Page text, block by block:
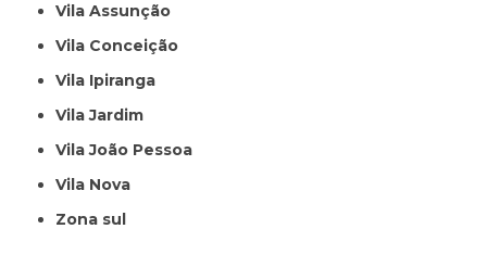
Vila Assunção
Vila Conceição
Vila Ipiranga
Vila Jardim
Vila João Pessoa
Vila Nova
Zona sul